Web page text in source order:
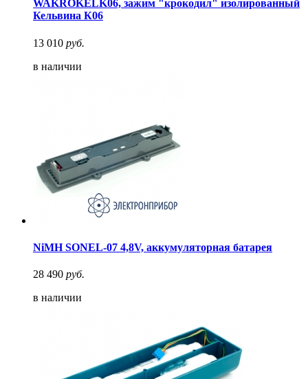
WAKROKELK06, зажим "крокодил" изолированный
Кельвина К06
13 010 руб.
в наличии
NiMH SONEL-07 4,8V, аккумуляторная батарея
28 490 руб.
в наличии